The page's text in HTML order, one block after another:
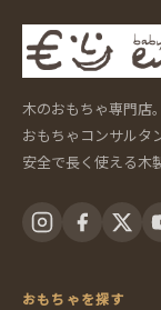
木のおもちゃ専門店。
おもちゃコンサルタ
安全で長く使える木
おもちゃを探す